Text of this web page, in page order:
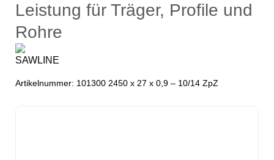
Leistung für Träger, Profile und
Rohre
Artikelnummer: 101300 2450 x 27 x 0,9 – 10/14 ZpZ